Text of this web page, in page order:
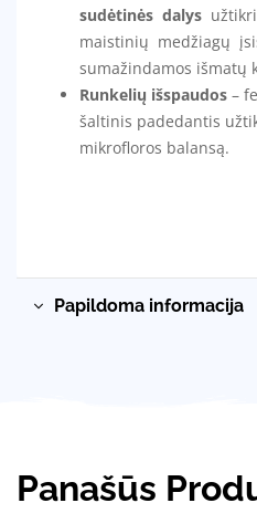
sudėtinės dalys
maistinių medžiagų
sumažindamos išmatų
Runkelių išspaudos –
šaltinis padedantis
mikrofloros balansą.
Papildoma informacija
Panašūs